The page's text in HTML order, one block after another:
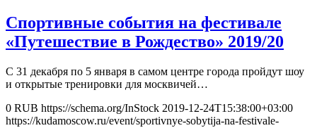
Спортивные события на фестивале
«Путешествие в Рождество» 2019/20
С 31 декабря по 5 января в самом центре города пройдут шоу
и открытые тренировки для москвичей…
0 RUB https://schema.org/InStock 2019-12-24T15:38:00+03:00
https://kudamoscow.ru/event/sportivnye-sobytija-na-festivale-